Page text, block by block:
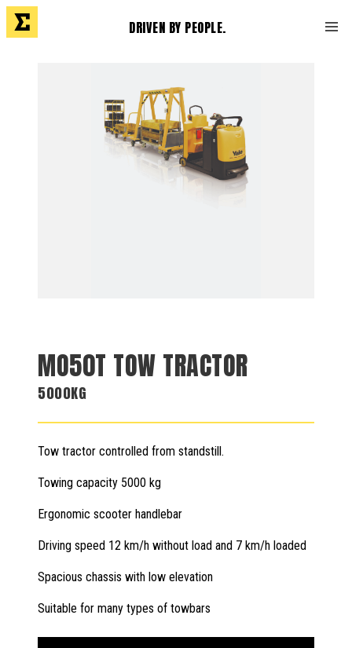
DRIVEN BY PEOPLE.
MO50T TOW TRACTOR
5000KG
Tow tractor controlled from standstill.
Towing capacity 5000 kg
Ergonomic scooter handlebar
Driving speed 12 km/h without load and 7 km/h loaded
Spacious chassis with low elevation
Suitable for many types of towbars